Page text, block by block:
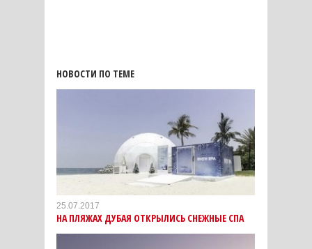
НОВОСТИ ПО ТЕМЕ
25.07.2017
НА ПЛЯЖАХ ДУБАЯ ОТКРЫЛИСЬ СНЕЖНЫЕ СПА